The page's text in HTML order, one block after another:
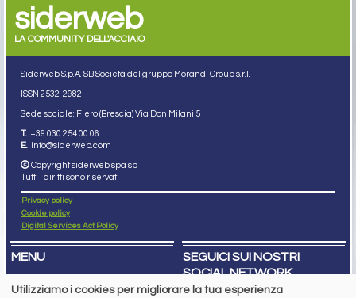
siderweb
LA COMMUNITY DELL'ACCIAIO
Siderweb S.p.A. SB Società del gruppo Morandi Group s.r.l.
ISSN 2532-2982
Sede sociale: Flero (Brescia) Via Don Milani 5
T. +39 030 254 00 06
E. info@siderweb.com
Copyright siderweb spa sb
Tutti i diritti sono riservati
Privacy policy
Cookie policy
Digital Services Act Policy
MENU
PREZZI ITALIA
SEGUICI SUI NOSTRI
SOCIAL NETWORK
Utilizziamo i cookies per migliorare la tua esperienza